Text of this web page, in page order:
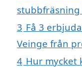
stubbfräsning
3 Få 3
Veinge från
4 Hur mycket